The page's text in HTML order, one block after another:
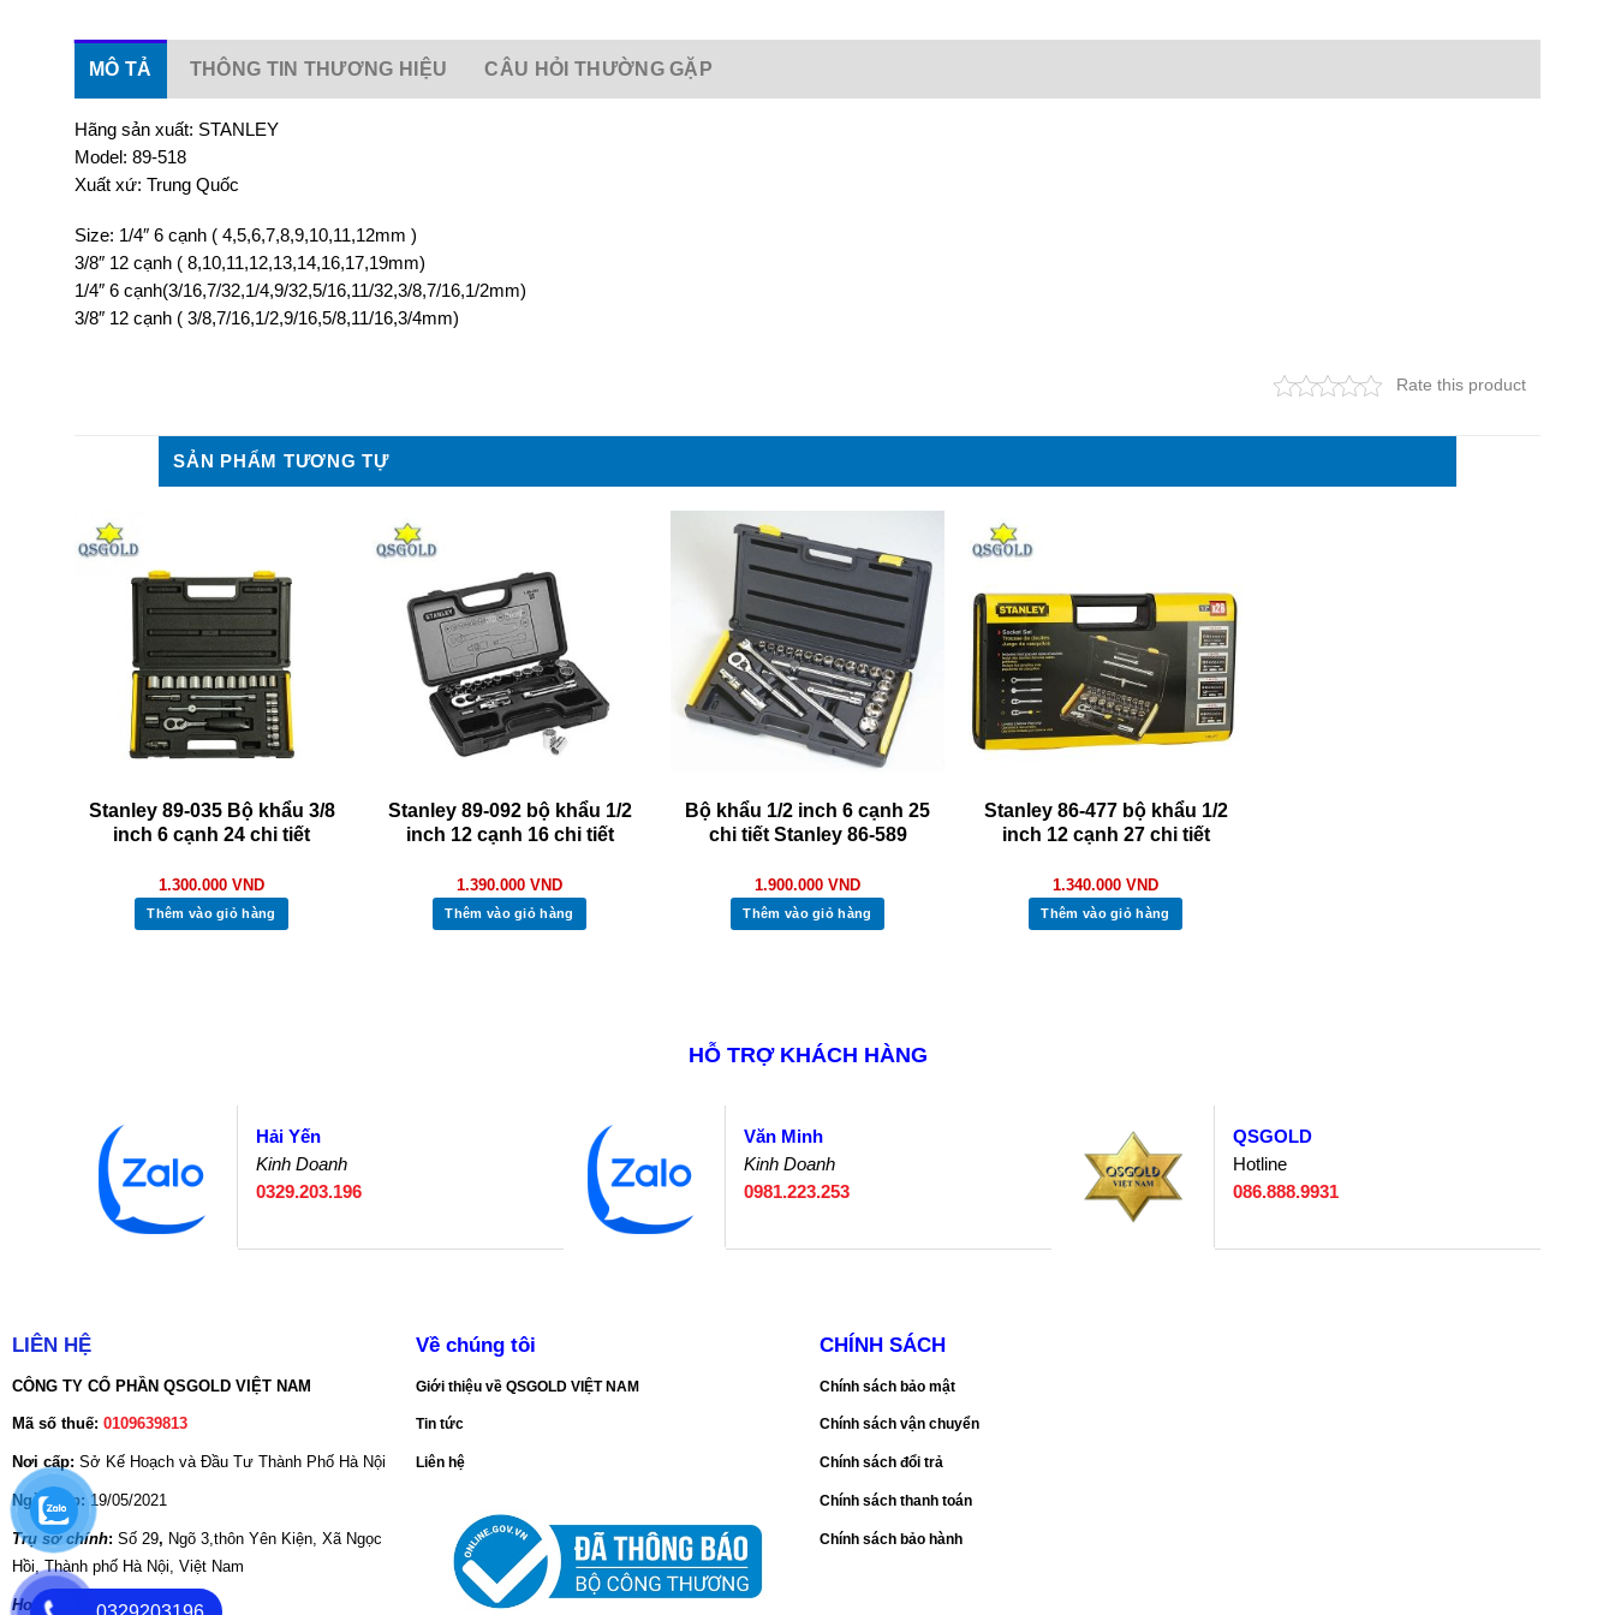
MÔ TẢ THÔNG TIN THƯƠNG HIỆU CÂU HỎI THƯỜNG GẶP
Hãng sản xuất: STANLEY
Model: 89-518
Xuất xứ: Trung Quốc
Size: 1/4″ 6 cạnh ( 4,5,6,7,8,9,10,11,12mm )
3/8″ 12 cạnh ( 8,10,11,12,13,14,16,17,19mm)
1/4″ 6 cạnh(3/16,7/32,1/4,9/32,5/16,11/32,3/8,7/16,1/2mm)
3/8″ 12 cạnh ( 3/8,7/16,1/2,9/16,5/8,11/16,3/4mm)
Rate this product
SẢN PHẨM TƯƠNG TỰ
Stanley 89-035 Bộ khẩu 3/8
inch 6 cạnh 24 chi tiết
1.300.000 VND
Thêm vào giỏ hàng
Stanley 89-092 bộ khẩu 1/2
inch 12 cạnh 16 chi tiết
1.390.000 VND
Thêm vào giỏ hàng
Bộ khẩu 1/2 inch 6 cạnh 25
chi tiết Stanley 86-589
1.900.000 VND
Thêm vào giỏ hàng
Stanley 86-477 bộ khẩu 1/2
inch 12 cạnh 27 chi tiết
1.340.000 VND
Thêm vào giỏ hàng
HỖ TRỢ KHÁCH HÀNG
Hải Yến
Kinh Doanh
0329.203.196
Văn Minh
Kinh Doanh
0981.223.253
QSGOLD
Hotline
086.888.9931
LIÊN HỆ
CÔNG TY CỔ PHẦN QSGOLD VIỆT NAM
Mã số thuế: 0109639813
Nơi cấp: Sở Kế Hoạch và Đầu Tư Thành Phố Hà Nội
Ngày cấp: 19/05/2021
Trụ sở chính: Số 29, Ngõ 3,thôn Yên Kiện, Xã Ngọc
Hồi, Thành phố Hà Nội, Việt Nam
Hotine: 086.888.9931
Về chúng tôi
Giới thiệu về QSGOLD VIỆT NAM
Tin tức
Liên hệ
CHÍNH SÁCH
Chính sách bảo mật
Chính sách vận chuyển
Chính sách đổi trả
Chính sách thanh toán
Chính sách bảo hành